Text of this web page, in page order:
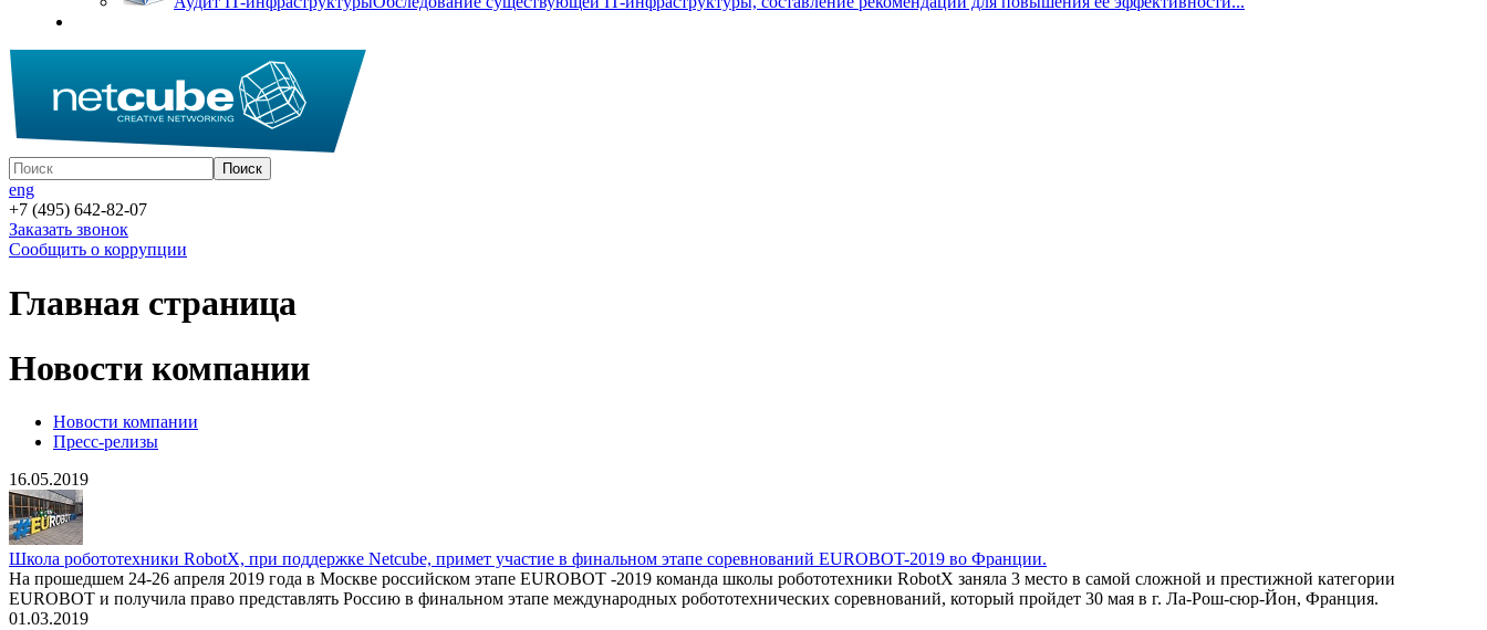
eng
+7 (495) 642-82-07
Заказать звонок
Сообщить о коррупции
Главная страница
Новости компании
Новости компании
Пресс-релизы
16.05.2019
Школа робототехники RobotX, при поддержке Netcube, примет участие в финальном этапе соревнований EUROBOT-2019 во Франции.
На прошедшем 24-26 апреля 2019 года в Москве российском этапе EUROBOT -2019 команда школы робототехники RobotX заняла 3 место в самой сложной и престижной категории
EUROBOT и получила право представлять Россию в финальном этапе международных робототехнических соревнований, который пройдет 30 мая в г. Ла-Рош-сюр-Йон, Франция.
01.03.2019